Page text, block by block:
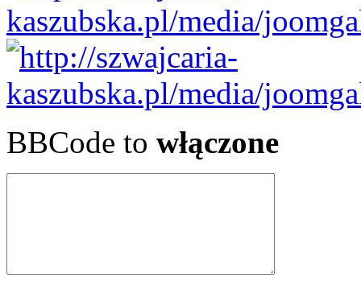
BBCode to włączone